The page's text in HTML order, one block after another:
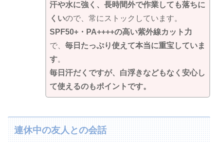
汗や水に強く、長時間外で作業しても落ちに
くいので、常にストックしています。
SPF50+・PA++++の高い紫外線カット力
で、 毎日たっぷり使えて本当に重宝していま
す。
毎日汗だくですが、白浮きなどもなく安心し
て使えるのもポイントです。
連休中の友人との会話